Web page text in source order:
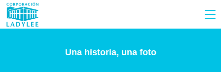
Una historia, una foto